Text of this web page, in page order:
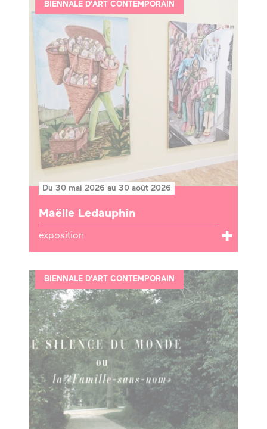
BIENNALE D'ART CONTEMPORAIN
Du 30 mai 2026 au 30 août 2026
Maëlle Ledauphin
exposition
BIENNALE D'ART CONTEMPORAIN